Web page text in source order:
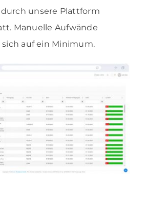
unsere Plattform
Manuelle Aufwände
auf ein Minimum.